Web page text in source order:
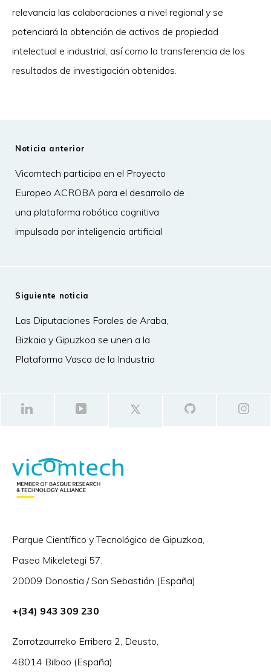
relevancia las colaboraciones a nivel regional y se
potenciará la obtención de activos de propiedad
intelectual e industrial, así como la transferencia de los
resultados de investigación obtenidos.
Noticia anterior
Vicomtech participa en el Proyecto
Europeo ACROBA para el desarrollo de
una plataforma robótica cognitiva
impulsada por inteligencia artificial
Siguiente noticia
Las Diputaciones Forales de Araba,
Bizkaia y Gipuzkoa se unen a la
Plataforma Vasca de la Industria
Parque Científico y Tecnológico de Gipuzkoa,
Paseo Mikeletegi 57,
20009 Donostia / San Sebastián (España)
+(34) 943 309 230
Zorrotzaurreko Erribera 2, Deusto,
48014 Bilbao (España)